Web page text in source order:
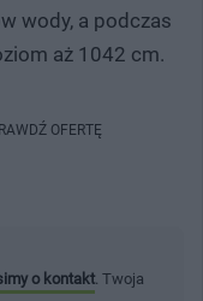
wody, a podczas
aż 1042 cm.
OFERTĘ
o kontakt . Twoja